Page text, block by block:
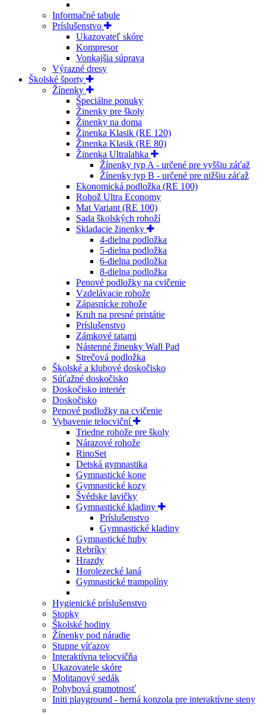
Informačné tabule
Príslušenstvo
Ukazovateľ skóre
Kompresor
Vonkajšia súprava
Výrazné dresy
Školské športy
Žínenky
Špeciálne ponuky
Žinenky pre školy
Žinenky na doma
Žinenka Klasik (RE 120)
Žinenka Klasik (RE 80)
Žinenka Ultralahka
Žínenky typ A - určené pre vyššiu záťaž
Žínenky typ B - určené pre nižšiu záťaž
Ekonomická podložka (RE 100)
Rohož Ultra Economy
Mat Variant (RE 100)
Sada školských rohoží
Skladacie žinenky
4-dielna podložka
5-dielna podložka
6-dielna podložka
8-dielna podložka
Penové podložky na cvičenie
Vzdelávacie rohože
Zápasnícke rohože
Kruh na presné pristátie
Príslušenstvo
Zámkové tatami
Nástenné žinenky Wall Pad
Strečová podložka
Školské a klubové doskočisko
Súťažné doskočisko
Doskočisko interiér
Doskočisko
Penové podložky na cvičenie
Vybavenie telocviční
Triedne rohože pre školy
Nárazové rohože
RinoSet
Detská gymnastika
Gymnastické kone
Gymnastické kozy
Švédske lavičky
Gymnastické kladiny
Príslušenstvo
Gymnastické kladiny
Gymnastické huby
Rebríky
Hrazdy
Horolezecké laná
Gymnastické trampolíny
Hygienické príslušenstvo
Stopky
Školské hodiny
Žínenky pod náradie
Stupne víťazov
Interaktívna telocvičňa
Ukazovatele skóre
Molitanový sedák
Pohybová gramotnosť
Initi playground - herná konzola pre interaktívne steny